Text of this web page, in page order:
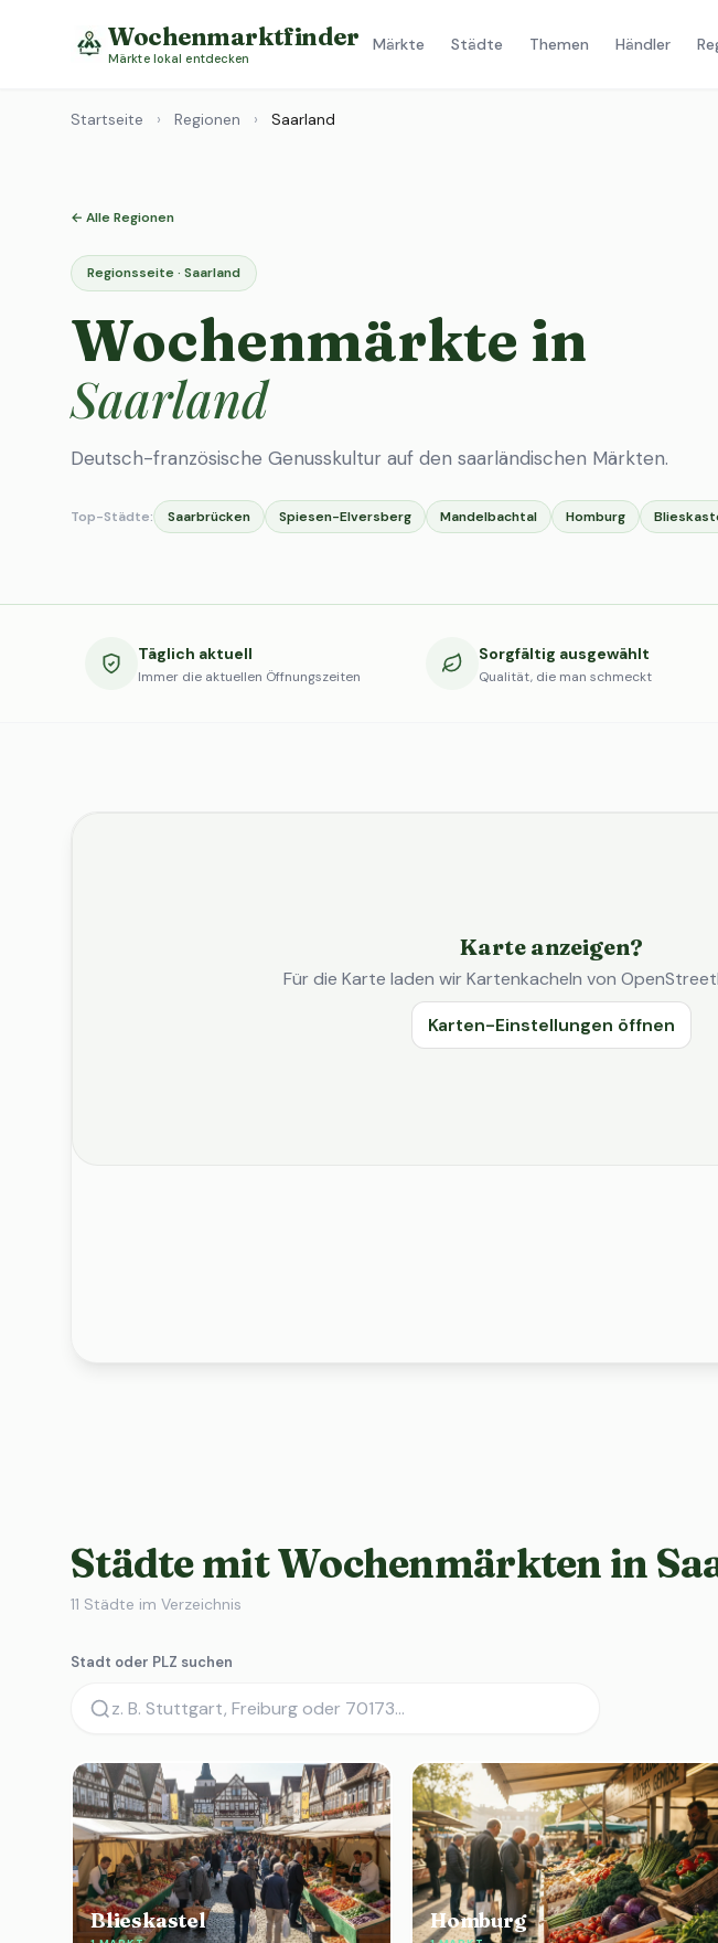
Wochenmarktfinder
Märkte lokal entdecken
Märkte Städte Themen Händler
Startseite › Regionen › Saarland
← Alle Regionen
Regionsseite · Saarland
Wochenmärkte in
Saarland
Deutsch-französische Genusskultur auf den saarländischen Märkten.
Top-Städte: Saarbrücken Spiesen-Elversberg Mandelbachtal Homburg
Täglich aktuell
Immer die aktuellen Öffnungszeiten
Sorgfältig ausgewählt
Qualität, die man schmeckt
Karte anzeigen?
Für die Karte laden wir Kartenkacheln von
Karten-Einstellungen öffnen
Städte mit Wochenmärkten in
11 Städte im Verzeichnis
Stadt oder PLZ suchen
Blieskastel Homburg